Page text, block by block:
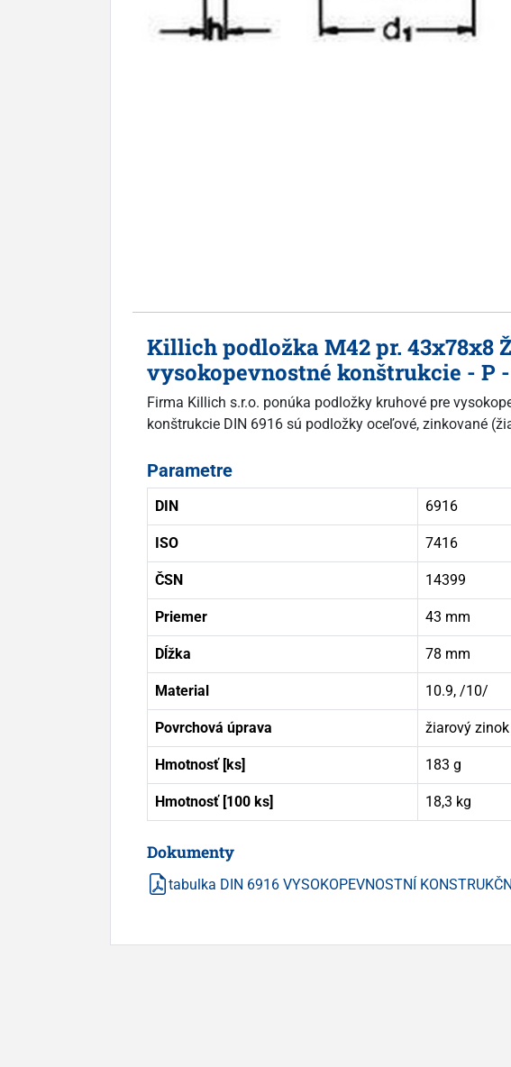
Killich podložka M42 pr. 43x78x8
vysokopevnostné konštrukcie - P -
Firma Killich s.r.o. ponúka podložky kruhové pre
konštrukcie DIN 6916 sú podložky oceľové, zinkované
Parametre
DIN 6916
ISO 7416
ČSN 14399
Priemer 43 mm
Dĺžka 78 mm
Material 10.9, /10/
Povrchová úprava žiarový zinok
Hmotnosť [ks] 183 g
Hmotnosť [100 ks] 18,3 kg
Dokumenty
tabulka DIN 6916 VYSOKOPEVNOSTNÍ